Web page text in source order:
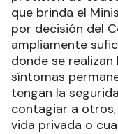
que brinda el
por decisión del
ampliamente
donde se
síntomas
tengan la
contagiar a
vida privada o